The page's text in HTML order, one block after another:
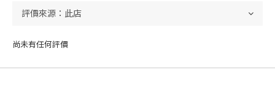
尚未有任何評價